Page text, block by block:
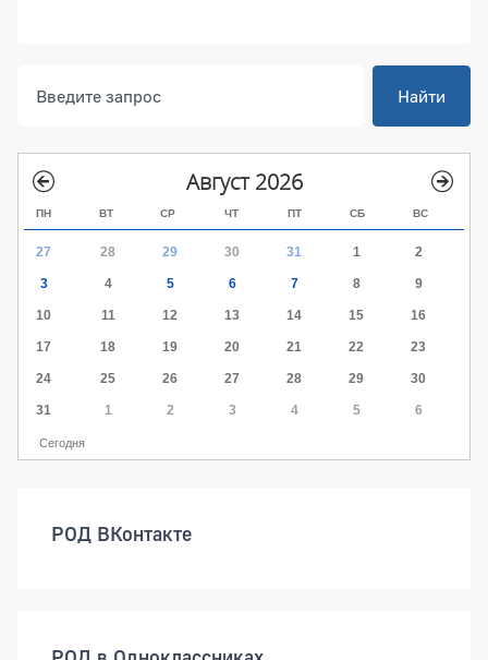
Найти
Август 2026
ПН ВТ СР ЧТ ПТ СБ ВС
27 28 29 30 31 1 2
3 4 5 6 7 8 9
10 11 12 13 14 15 16
17 18 19 20 21 22 23
24 25 26 27 28 29 30
31 1 2 3 4 5 6
Сегодня
РОД ВКонтакте